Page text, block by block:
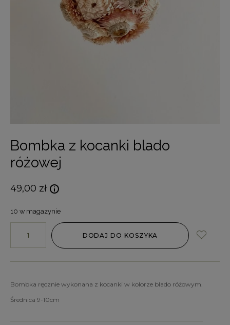
Bombka z kocanki blado
różowej
49,00 zł
10 w magazynie
DODAJ DO KOSZYKA
Bombka ręcznie wykonana z kocanki w kolorze blado różowym.
Średnica 9-10cm